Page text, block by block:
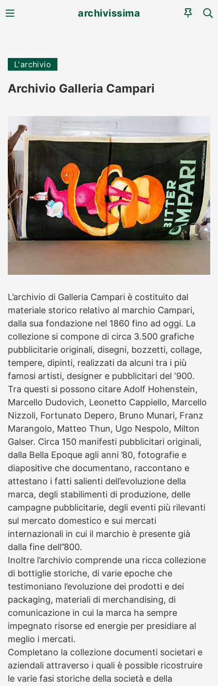
MENU archivissima
L'archivio
Archivio Galleria Campari
L’archivio di Galleria Campari è costituito dal
materiale storico relativo al marchio Campari,
dalla sua fondazione nel 1860 fino ad oggi. La
collezione si compone di circa 3.500 grafiche
pubblicitarie originali, disegni, bozzetti, collage,
tempere, dipinti, realizzati da alcuni tra i più
famosi artisti, designer e pubblicitari del ‘900.
Tra questi si possono citare Adolf Hohenstein,
Marcello Dudovich, Leonetto Cappiello, Marcello
Nizzoli, Fortunato Depero, Bruno Munari, Franz
Marangolo, Matteo Thun, Ugo Nespolo, Milton
Galser. Circa 150 manifesti pubblicitari originali,
dalla Bella Epoque agli anni ’80, fotografie e
diapositive che documentano, raccontano e
attestano i fatti salienti dell’evoluzione della
marca, degli stabilimenti di produzione, delle
campagne pubblicitarie, degli eventi più rilevanti
sul mercato domestico e sui mercati
internazionali in cui il marchio è presente già
dalla fine dell’’800.
Inoltre l’archivio comprende una ricca collezione
di bottiglie storiche, di varie epoche che
testimoniano l’evoluzione dei prodotti e dei
packaging, materiali di merchandising, di
comunicazione in cui la marca ha sempre
impegnato risorse ed energie per presidiare al
meglio i mercati.
Completano la collezione documenti societari e
aziendali attraverso i quali è possible ricostruire
le varie fasi storiche della società e della